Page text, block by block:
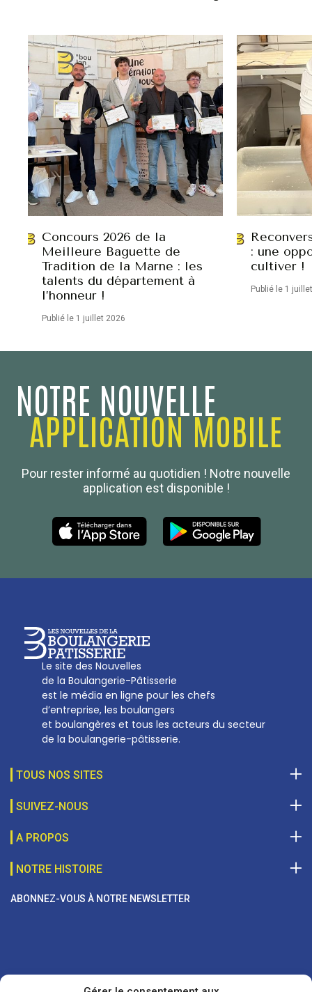
Concours 2026 de la
Meilleure Baguette de
Tradition de la Marne : les
talents du département à
l’honneur !
Publié le 1 juillet 2026
: une
cultiver !
Publié le 1
NOTRE NOUVELLE
APPLICATION MOBILE
Pour rester informé au quotidien ! Notre nouvelle
application est disponible !
Le site des Nouvelles
de la Boulangerie-Pâtisserie
est le média en ligne pour les chefs
d’entreprise, les boulangers
et boulangères et tous les acteurs du secteur
de la boulangerie-pâtisserie.
TOUS NOS SITES
Boulanger de France
SUIVEZ-NOUS
A PROPOS
Les Nouvelles de la Boulangerie-Pâtisserie Française
27, av d’Eylau - 75782 Paris Cédex 16
01 53 70 16 25
NOTRE HISTOIRE
ABONNEZ-VOUS À NOTRE NEWSLETTER